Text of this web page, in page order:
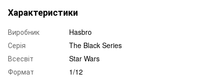
Характеристики
Виробник
Hasbro
Серія
The Black Series
Всесвіт
Star Wars
Формат
1/12